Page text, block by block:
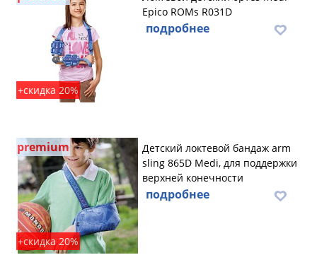
+скидка 20%
Epico ROMs R031D
подробнее
premium
+скидка 20%
Детский локтевой бандаж arm
sling 865D Medi, для поддержки
верхней конечности
подробнее